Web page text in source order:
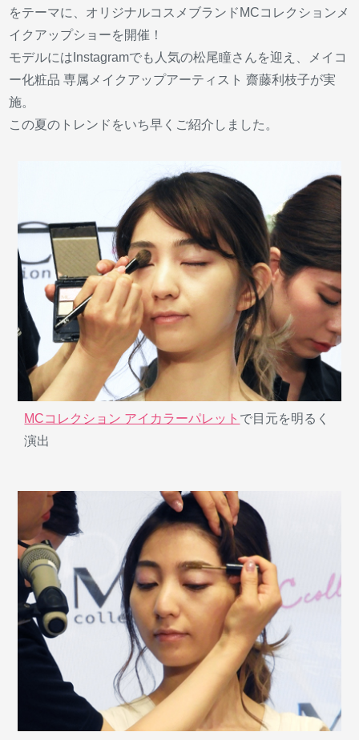
をテーマに、オリジナルコスメブランドMCコレクションメ
イクアップショーを開催！
モデルにはInstagramでも人気の松尾瞳さんを迎え、メイコ
ー化粧品 専属メイクアップアーティスト 齋藤利枝子が実
施。
この夏のトレンドをいち早くご紹介しました。
MCコレクション アイカラーパレット で目元を明るく
演出